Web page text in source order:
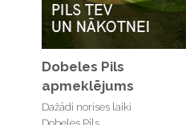
Dobeles Pils
apmeklējums
Dažādi norises laiki